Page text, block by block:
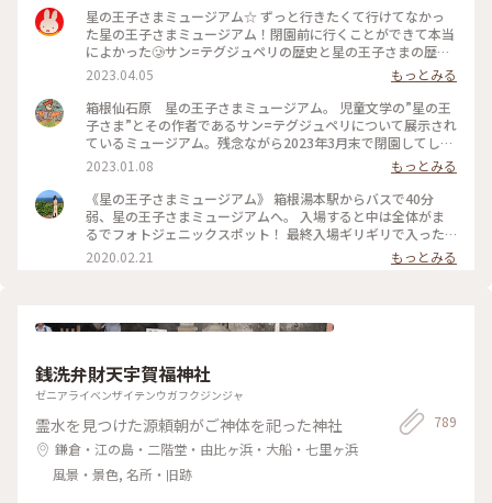
星の王子さまミュージアム☆ ずっと行きたくて行けてなかっ
た星の王子さまミュージアム！閉園前に行くことができて本当
によかった🥲サン=テグジュペリの歴史と星の王子さまの歴史
がぎゅっと詰まっているミュージアム☆もう行くことができな
いのが本当に残念すぎる‥とーっても素敵なミュージアムでし
た！ #私のことりっぷ旅 #箱根 #日帰り旅 #星の王子さまミュ
ージアム #星の王子さま #神奈川
2023.04.05
もっとみる
箱根仙石原 星の王子さまミュージアム。 児童文学の”星の王
子さま”とその作者であるサン=テグジュペリについて展示され
ているミュージアム。残念ながら2023年3月末で閉園してしま
います。 1月9日までロマンティック・スターリー・ウィンタ
ーが開催中で園内のクリスマスツリーのライトアップがとても
綺麗です🎄✨星の王子さまの世界感に引き込まれる素敵なミュ
ージアムです。 #神奈川 #箱根 #仙石原 #星の王子さま #イルミ
ネーション #ファンタジーの世界
2023.01.08
もっとみる
《星の王子さまミュージアム》 箱根湯本駅からバスで40分
弱、星の王子さまミュージアムへ。 入場すると中は全体がま
るでフォトジェニックスポット！ 最終入場ギリギリで入った
のでほとんど人がおらずめいっぱい写真が撮れました✨ 展示ホ
ールには星の王子さまについてや、サン・テグジュペリについ
思います(*´꒳`*) 17:30くらいになると辺りが暗くなってき
子さまの世界に浸れる充実した空間でした。楽しかった(๑˃̵ᴗ˂̵)
2020.02.21 もっとみる
銭洗弁財天宇賀福神社
ゼニアライベンザイテンウガフクジンジャ
霊水を見つけた源頼朝がご神体を祀った神社
鎌倉・江の島・二階堂・由比ヶ浜・大船・七里ヶ浜
風景・景色, 名所・旧跡
789